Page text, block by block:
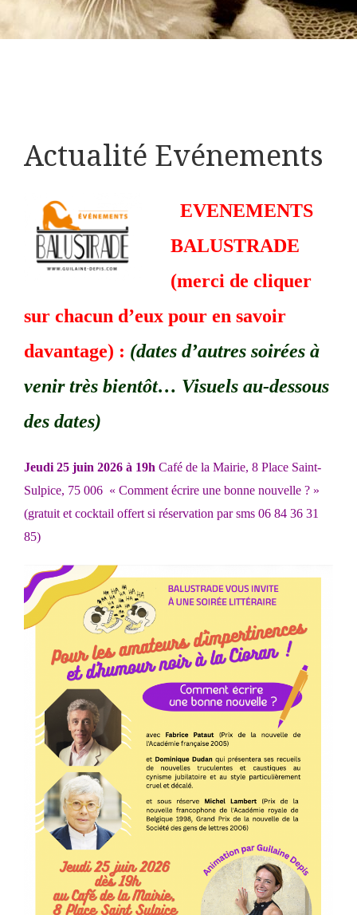
Actualité Evénements
EVENEMENTS
BALUSTRADE
(merci de cliquer
sur chacun d’eux pour en savoir
davantage) : (dates d’autres soirées à
venir très bientôt… Visuels au-dessous
des dates)
Jeudi 25 juin 2026 à 19h Café de la Mairie, 8 Place Saint-
Sulpice, 75 006 « Comment écrire une bonne nouvelle ? »
(gratuit et cocktail offert si réservation par sms 06 84 36 31
85)